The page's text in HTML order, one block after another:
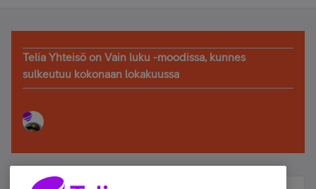
Telia Yhteisö on Vain luku -moodissa, kunnes
sulkeutuu kokonaan lokakuussa